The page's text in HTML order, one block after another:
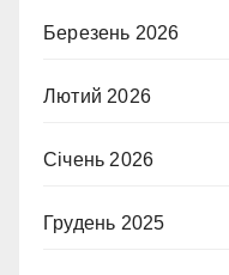
Березень 2026
Лютий 2026
Січень 2026
Грудень 2025